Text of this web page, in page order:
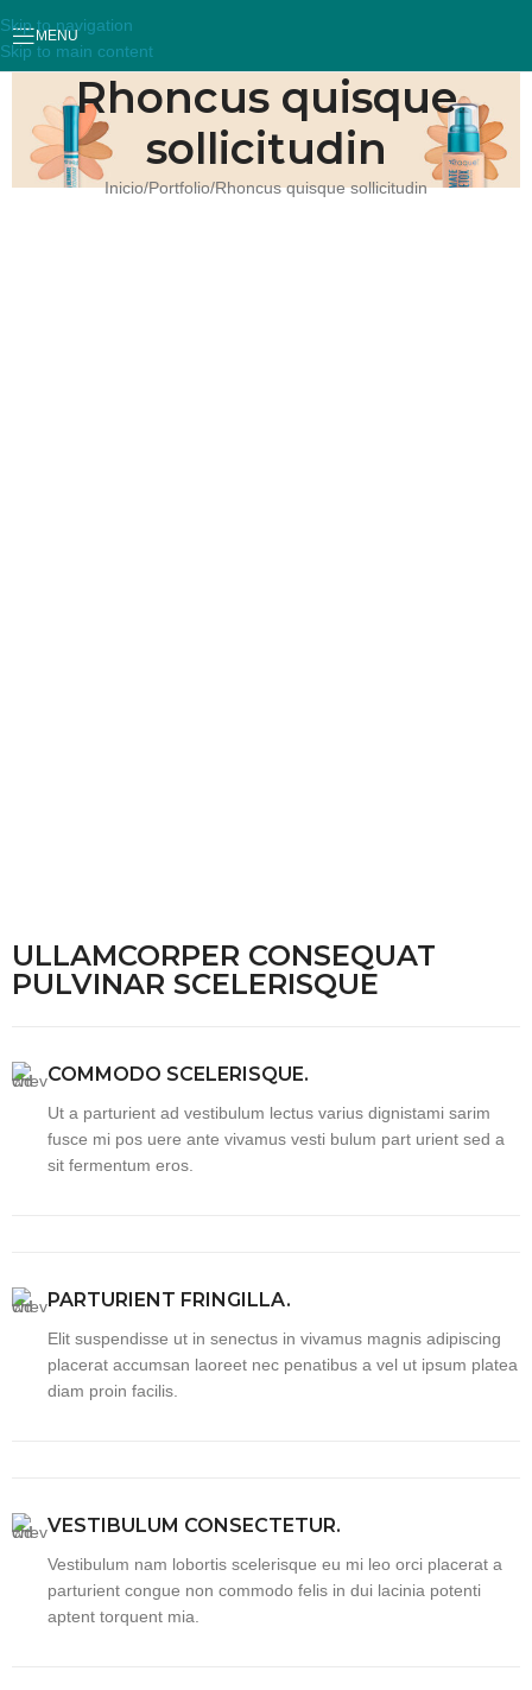
Skip to navigation
Skip to main content
MENU
Rhoncus quisque
sollicitudin
Inicio Portfolio Rhoncus quisque sollicitudin
ULLAMCORPER CONSEQUAT
PULVINAR SCELERISQUE
COMMODO SCELERISQUE.
Ut a parturient ad vestibulum lectus varius dignistami sarim
fusce mi pos uere ante vivamus vesti bulum part urient sed a
sit fermentum eros.
PARTURIENT FRINGILLA.
Elit suspendisse ut in senectus in vivamus magnis adipiscing
placerat accumsan laoreet nec penatibus a vel ut ipsum platea
diam proin facilis.
VESTIBULUM CONSECTETUR.
Vestibulum nam lobortis scelerisque eu mi leo orci placerat a
parturient congue non commodo felis in dui lacinia potenti
aptent torquent mia.